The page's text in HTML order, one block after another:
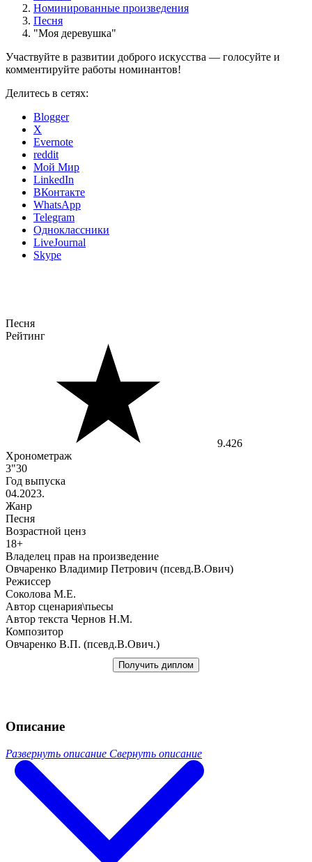
Номинированные произведения
Песня
"Моя деревушка"
Участвуйте в развитии доброго искусства — голосуйте и
комментируйте работы номинантов!
Делитесь в сетях:
Blogger
X
Evernote
reddit
Мой Мир
LinkedIn
ВКонтакте
WhatsApp
Telegram
Одноклассники
LiveJournal
Skype
Песня
Рейтинг
9.426
Хронометраж
3"30
Год выпуска
04.2023.
Жанр
Песня
Возрастной ценз
18+
Владелец прав на произведение
Овчаренко Владимир Петрович (псевд.В.Ович)
Режиссер
Соколова М.Е.
Автор сценария\пьесы
Автор текста Чернов Н.М.
Композитор
Овчаренко В.П. (псевд.В.Ович.)
Получить диплом
Описание
Развернуть описание Свернуть описание